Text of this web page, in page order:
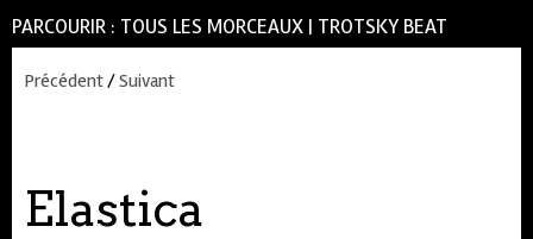
PARCOURIR : TOUS LES MORCEAUX | TROTSKY BEAT
Précédent/Suivant
Elastica